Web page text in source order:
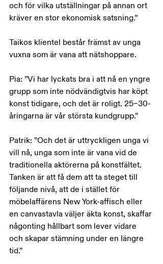
och för vilka utställningar på annan ort
kräver en stor ekonomisk satsning.”
Taikos klientel består främst av unga
vuxna som är vana att nätshoppare.
Pia: ”Vi har lyckats bra i att nå en yngre
grupp som inte nödvändigtvis har köpt
konst tidigare, och det är roligt. 25–30-
åringarna är vår största kundgrupp.”
Patrik: ”Och det är uttryckligen unga vi
vill nå, unga som inte är vana vid de
traditionella aktörerna på konstfältet.
Tanken är att få dem att ta steget till
följande nivå, att de i stället för
möbelaffärens New York-affisch eller
en canvastavla väljer äkta konst, skaffar
någonting hållbart som lever vidare
och skapar stämning under en längre
tid.”